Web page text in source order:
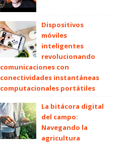
Dispositivos
móviles
inteligentes
revolucionando
comunicaciones con
conectividades instantáneas
computacionales portátiles
La bitácora digital
del campo:
Navegando la
agricultura